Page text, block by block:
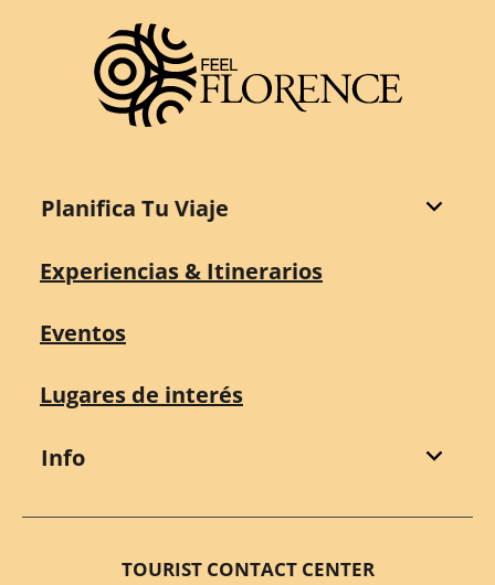
Planifica Tu Viaje
Experiencias & Itinerarios
Eventos
Lugares de interés
Info
TOURIST CONTACT CENTER